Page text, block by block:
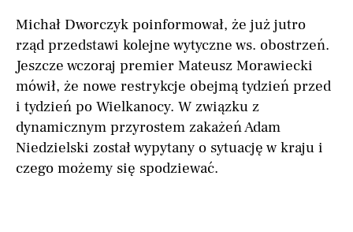
Michał Dworczyk poinformował, że już jutro
rząd przedstawi kolejne wytyczne ws. obostrzeń.
Jeszcze wczoraj premier Mateusz Morawiecki
mówił, że nowe restrykcje obejmą tydzień przed
i tydzień po Wielkanocy. W związku z
dynamicznym przyrostem zakażeń Adam
Niedzielski został wypytany o sytuację w kraju i
czego możemy się spodziewać.